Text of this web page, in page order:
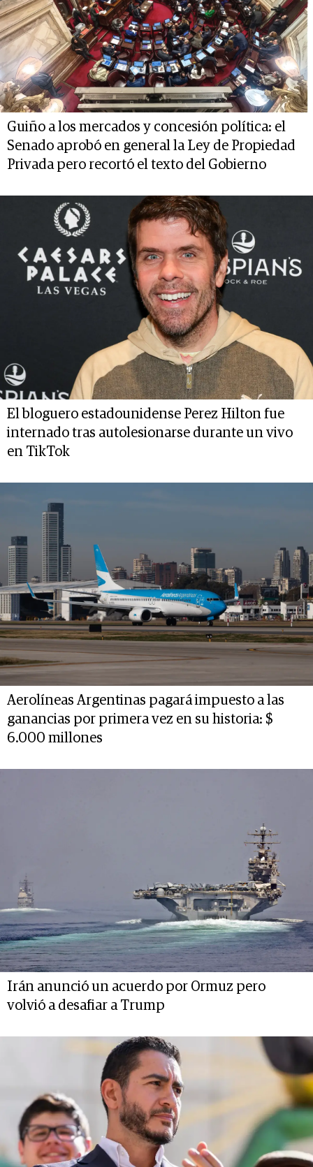
Guiño a los mercados y concesión política: el
Senado aprobó en general la Ley de Propiedad
Privada pero recortó el texto del Gobierno
El bloguero estadounidense Perez Hilton fue
internado tras autolesionarse durante un vivo
en TikTok
Aerolíneas Argentinas pagará impuesto a las
ganancias por primera vez en su historia: $
6.000 millones
Irán anunció un acuerdo por Ormuz pero
volvió a desafiar a Trump